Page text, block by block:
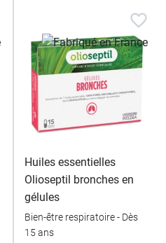
Huiles essentielles
Olioseptil bronches en
gélules
Bien-être respiratoire - Dès
15 ans